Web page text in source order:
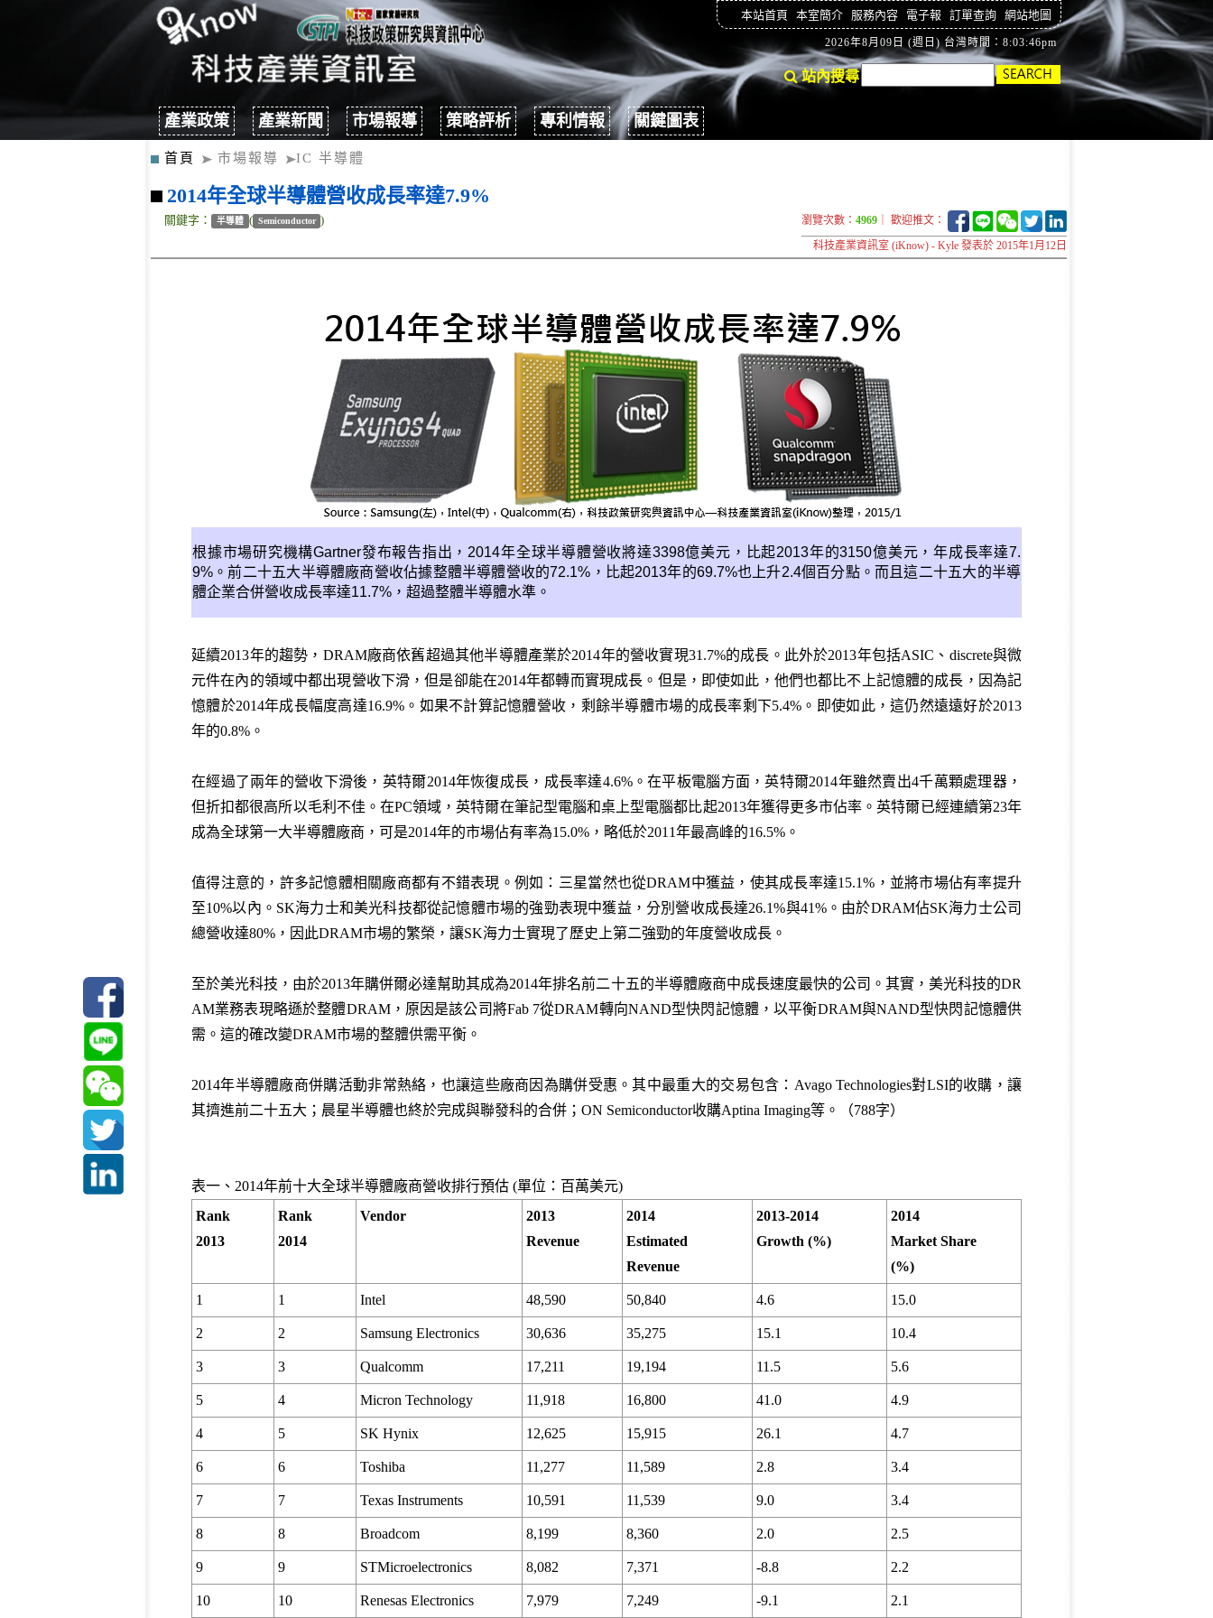
本站首頁 本室簡介 服務內容 電子報 訂單查詢 網站地圖
2026年8月09日 (週日) 台灣時間：8:03:47pm
站內搜尋
產業政策 產業新聞 市場報導 策略評析 專利情報 關鍵圖表
首頁 市場報導 IC 半導體
2014年全球半導體營收成長率達7.9%
關鍵字： 半導體 ( Semiconductor ) 瀏覽次數： 4969 ｜ 歡迎推文：
科技產業資訊室 (iKnow) - Kyle 發表於 2015年1月12日
根據市場研究機構Gartner發布報告指出，2014年全球半導體營收將達3398億美元，比起2013年的3150億美元，年成長率達7.
9%。前二十五大半導體廠商營收佔據整體半導體營收的72.1%，比起2013年的69.7%也上升2.4個百分點。而且這二十五大的半導
體企業合併營收成長率達11.7%，超過整體半導體水準。
延續2013年的趨勢，DRAM廠商依舊超過其他半導體產業於2014年的營收實現31.7%的成長。此外於2013年包括ASIC、discrete與微
元件在內的領域中都出現營收下滑，但是卻能在2014年都轉而實現成長。但是，即使如此，他們也都比不上記憶體的成長，因為記
憶體於2014年成長幅度高達16.9%。如果不計算記憶體營收，剩餘半導體市場的成長率剩下5.4%。即使如此，這仍然遠遠好於2013
年的0.8%。
在經過了兩年的營收下滑後，英特爾2014年恢復成長，成長率達4.6%。在平板電腦方面，英特爾2014年雖然賣出4千萬顆處理器，
但折扣都很高所以毛利不佳。在PC領域，英特爾在筆記型電腦和桌上型電腦都比起2013年獲得更多市佔率。英特爾已經連續第23年
成為全球第一大半導體廠商，可是2014年的市場佔有率為15.0%，略低於2011年最高峰的16.5%。
值得注意的，許多記憶體相關廠商都有不錯表現。例如：三星當然也從DRAM中獲益，使其成長率達15.1%，並將市場佔有率提升
至10%以內。SK海力士和美光科技都從記憶體市場的強勁表現中獲益，分別營收成長達26.1%與41%。由於DRAM佔SK海力士公司
總營收達80%，因此DRAM市場的繁榮，讓SK海力士實現了歷史上第二強勁的年度營收成長。
至於美光科技，由於2013年購併爾必達幫助其成為2014年排名前二十五的半導體廠商中成長速度最快的公司。其實，美光科技的DR
AM業務表現略遜於整體DRAM，原因是該公司將Fab 7從DRAM轉向NAND型快閃記憶體，以平衡DRAM與NAND型快閃記憶體供
需。這的確改變DRAM市場的整體供需平衡。
2014年半導體廠商併購活動非常熱絡，也讓這些廠商因為購併受惠。其中最重大的交易包含：Avago Technologies對LSI的收購，讓
其擠進前二十五大；晨星半導體也終於完成與聯發科的合併；ON Semiconductor收購Aptina Imaging等。（788字）
表一、2014年前十大全球半導體廠商營收排行預估 (單位：百萬美元)
Rank
2013
Rank
2014
Vendor
2013
Revenue
2014
Estimated
Revenue
2013-2014
Growth (%)
2014
Market Share
(%)
1 1 Intel 48,590 50,840 4.6 15.0
2 2 Samsung Electronics 30,636 35,275 15.1 10.4
3 3 Qualcomm 17,211 19,194 11.5 5.6
5 4 Micron Technology 11,918 16,800 41.0 4.9
4 5 SK Hynix 12,625 15,915 26.1 4.7
6 6 Toshiba 11,277 11,589 2.8 3.4
7 7 Texas Instruments 10,591 11,539 9.0 3.4
8 8 Broadcom 8,199 8,360 2.0 2.5
9 9 STMicroelectronics 8,082 7,371 -8.8 2.2
10 10 Renesas Electronics 7,979 7,249 -9.1 2.1